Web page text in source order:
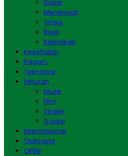
Dasar
Menengah
Tinggi
Riset
Kebijakan
Kesehatan
Ragam
Teknologi
Hiburan
Musik
Film
Teater
Tradisi
Internasional
Olahraga
OPINI